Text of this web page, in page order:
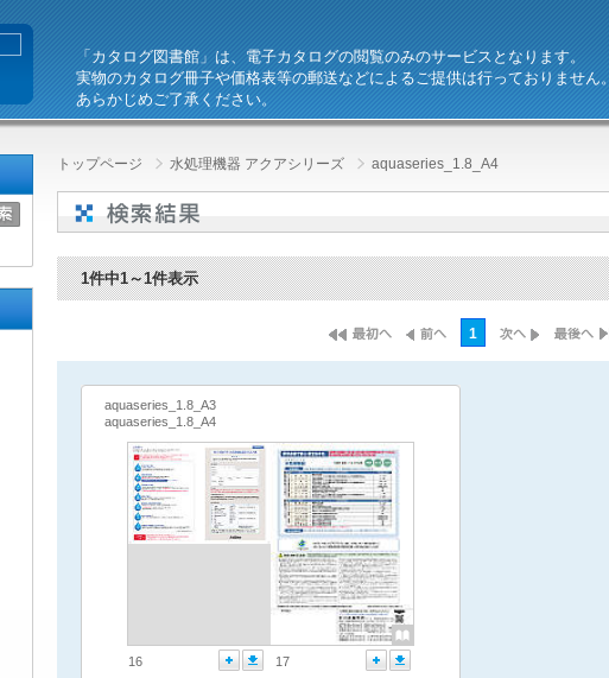
「カタログ図書館」は、電子カタログの閲覧のみのサービスとなります。
実物のカタログ冊子や価格表等の郵送などによるご提供は行っておりません。
あらかじめご了承ください。
トップページ 水処理機器 アクアシリーズ aquaseries_1.8_A4
1件中1～1件表示
1
aquaseries_1.8_A3
aquaseries_1.8_A4
16 17